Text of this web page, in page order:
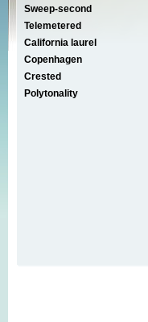
Sweep-second
Telemetered
California laurel
Copenhagen
Crested
Polytonality